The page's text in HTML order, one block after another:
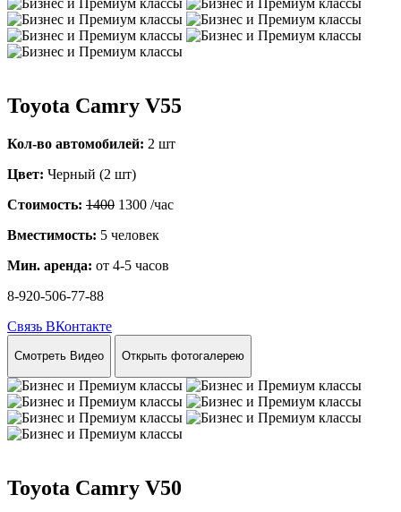
Toyota Camry V55
Кол-во автомобилей: 2 шт
Цвет: Черный (2 шт)
Стоимость: 1400 1300 /час
Вместимость: 5 человек
Мин. аренда: от 4-5 часов
8-920-506-77-88
Связь ВКонтакте
Смотреть Видео Открыть фотогалерею
Toyota Camry V50